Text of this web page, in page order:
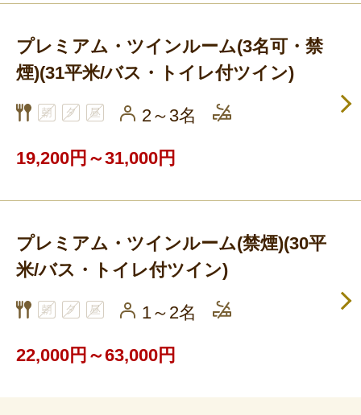
プレミアム・ツインルーム(3名可・禁
煙)(31平米/バス・トイレ付ツイン)
2～3名
19,200円～31,000円
プレミアム・ツインルーム(禁煙)(30平
米/バス・トイレ付ツイン)
1～2名
22,000円～63,000円